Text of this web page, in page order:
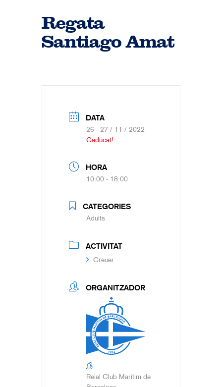
Regata
Santiago Amat
DATA
26 - 27 / 11 / 2022
Caducat!
HORA
10:00 - 18:00
CATEGORIES
Adults
ACTIVITAT
Creuer
ORGANITZADOR
Reial Club Marítim de